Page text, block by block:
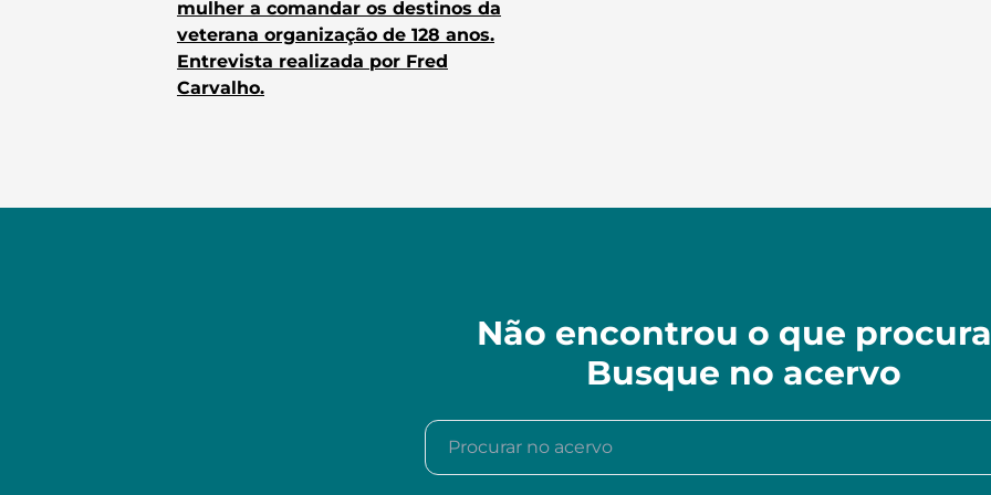
mulher a comandar os destinos da
veterana organização de 128 anos.
Entrevista realizada por Fred
Carvalho.
Não encontrou o que
Busque no acervo
Procurar no acervo